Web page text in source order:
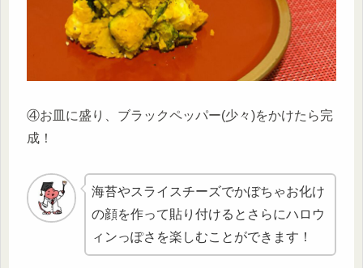
④お皿に盛り、ブラックペッパー(少々)をかけたら完
成！
海苔やスライスチーズでかぼちゃお化け
の顔を作って貼り付けるとさらにハロウ
ィンっぽさを楽しむことができます！